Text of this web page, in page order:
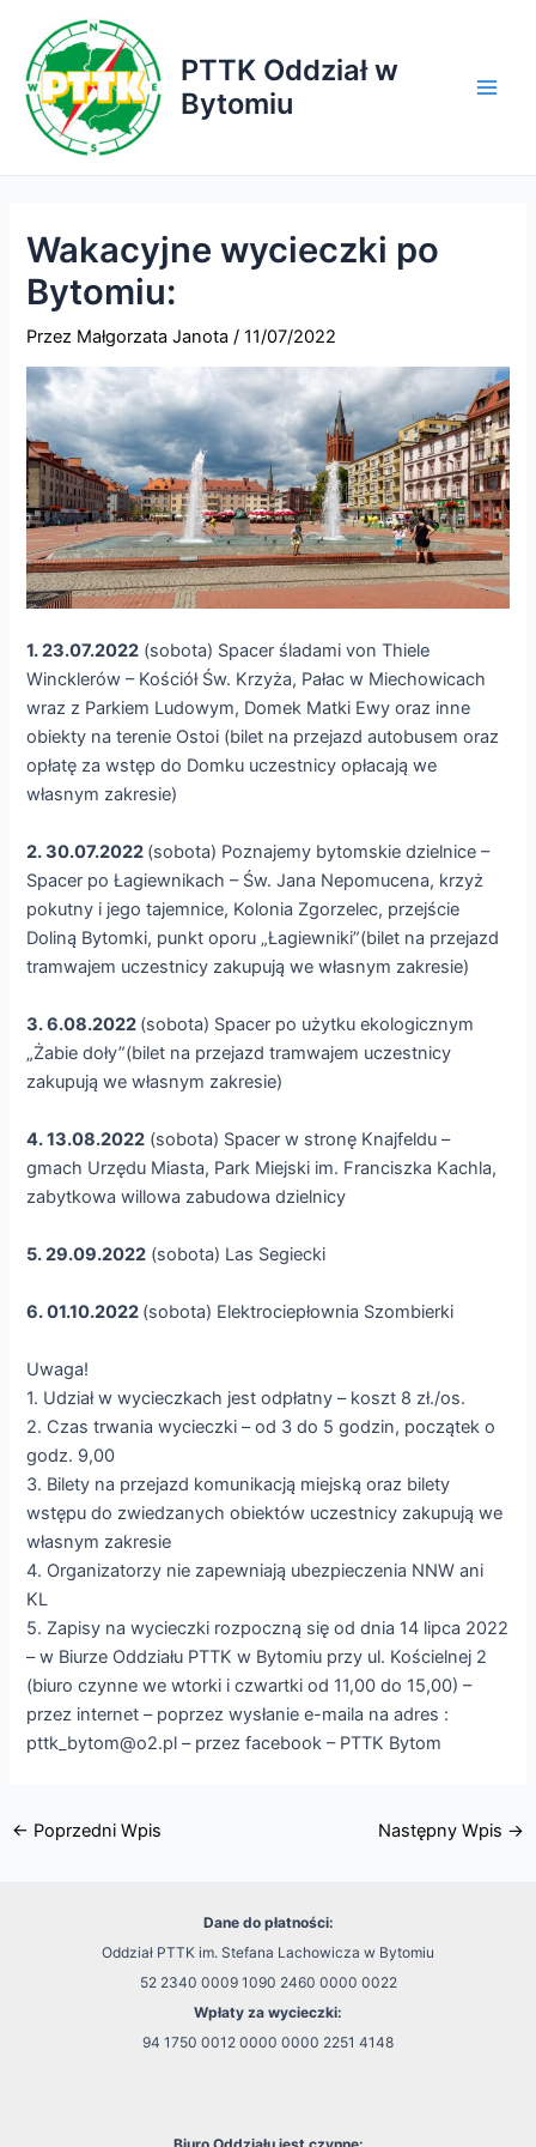
treści
PTTK Oddział w
Bytomiu
Wakacyjne wycieczki po
Bytomiu:
Przez Małgorzata Janota/11/07/2022
1. 23.07.2022 (sobota) Spacer śladami von Thiele
Wincklerów – Kościół Św. Krzyża, Pałac w Miechowicach
wraz z Parkiem Ludowym, Domek Matki Ewy oraz inne
obiekty na terenie Ostoi (bilet na przejazd autobusem oraz
opłatę za wstęp do Domku uczestnicy opłacają we
własnym zakresie)
2. 30.07.2022 (sobota) Poznajemy bytomskie dzielnice –
Spacer po Łagiewnikach – Św. Jana Nepomucena, krzyż
pokutny i jego tajemnice, Kolonia Zgorzelec, przejście
Doliną Bytomki, punkt oporu „Łagiewniki”(bilet na przejazd
tramwajem uczestnicy zakupują we własnym zakresie)
3. 6.08.2022 (sobota) Spacer po użytku ekologicznym
„Żabie doły”(bilet na przejazd tramwajem uczestnicy
zakupują we własnym zakresie)
4. 13.08.2022 (sobota) Spacer w stronę Knajfeldu –
gmach Urzędu Miasta, Park Miejski im. Franciszka Kachla,
zabytkowa willowa zabudowa dzielnicy
5. 29.09.2022 (sobota) Las Segiecki
6. 01.10.2022 (sobota) Elektrociepłownia Szombierki
Uwaga!
1. Udział w wycieczkach jest odpłatny – koszt 8 zł./os.
2. Czas trwania wycieczki – od 3 do 5 godzin, początek o
godz. 9,00
3. Bilety na przejazd komunikacją miejską oraz bilety
wstępu do zwiedzanych obiektów uczestnicy zakupują we
własnym zakresie
4. Organizatorzy nie zapewniają ubezpieczenia NNW ani
KL
5. Zapisy na wycieczki rozpoczną się od dnia 14 lipca 2022
– w Biurze Oddziału PTTK w Bytomiu przy ul. Kościelnej 2
(biuro czynne we wtorki i czwartki od 11,00 do 15,00) –
przez internet – poprzez wysłanie e-maila na adres :
pttk_bytom@o2.pl – przez facebook – PTTK Bytom
← Poprzedni Wpis Następny Wpis →
Dane do płatności:
Oddział PTTK im. Stefana Lachowicza w Bytomiu
52 2340 0009 1090 2460 0000 0022
Wpłaty za wycieczki:
94 1750 0012 0000 0000 2251 4148